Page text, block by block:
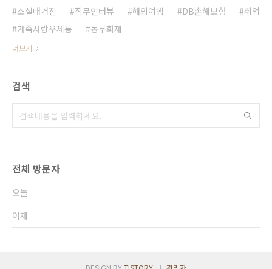
소셜매거진
직무인터뷰 해외여행 DB손해보험
취업
가족사랑우체통
동부화재
더보기
검색
전체 방문자
오늘
어제